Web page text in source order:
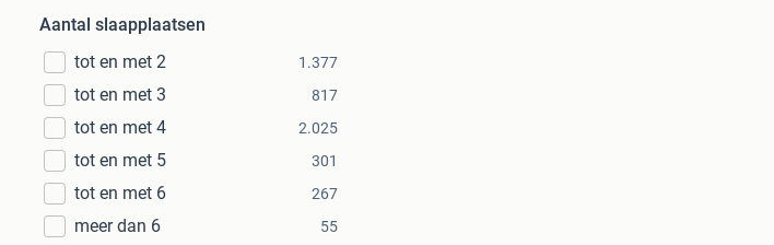
Aantal slaapplaatsen
tot en met 2
1.377
tot en met 3 817
tot en met 4 2.025
tot en met 5 301
tot en met 6 267
meer dan 6 55